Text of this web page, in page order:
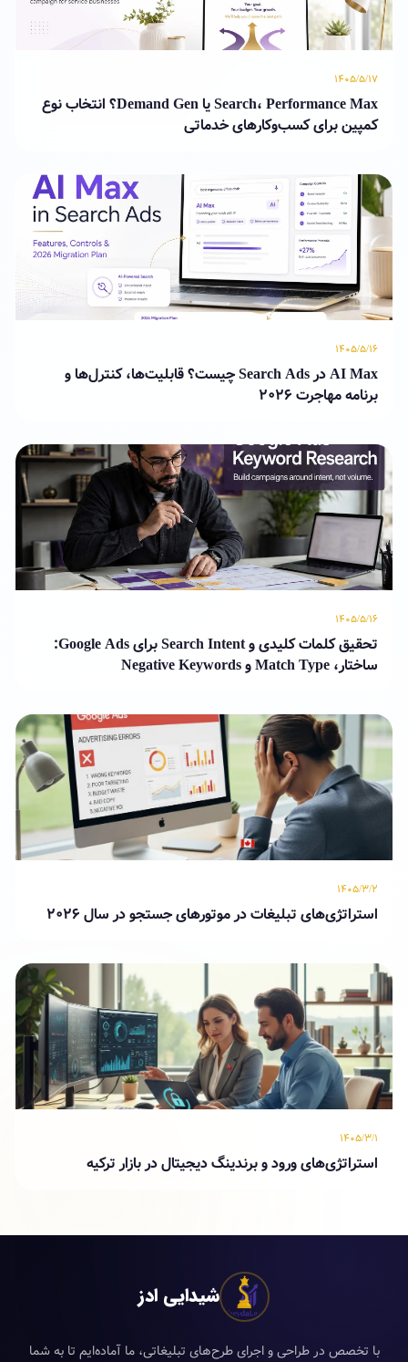
۱۴۰۵/۵/۱۷
Search، Performance Max یا Demand Gen؟ انتخاب نوع
کمپین برای کسب‌وکارهای خدماتی
۱۴۰۵/۵/۱۶
AI Max در Search Ads چیست؟ قابلیت‌ها، کنترل‌ها و
برنامه مهاجرت ۲۰۲۶
۱۴۰۵/۵/۱۶
تحقیق کلمات کلیدی و Search Intent برای Google Ads:
ساختار، Match Type و Negative Keywords
۱۴۰۵/۳/۲
استراتژی‌های تبلیغات در موتورهای جستجو در سال ۲۰۲۶
۱۴۰۵/۳/۱
استراتژی‌های ورود و برندینگ دیجیتال در بازار ترکیه
شیدایی ادز
با تخصص در طراحی و اجرای طرح‌های تبلیغاتی، ما آماده‌ایم تا به شما